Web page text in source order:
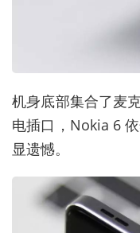
机身底部集合了麦
电插口，Nokia 6
显遗憾。